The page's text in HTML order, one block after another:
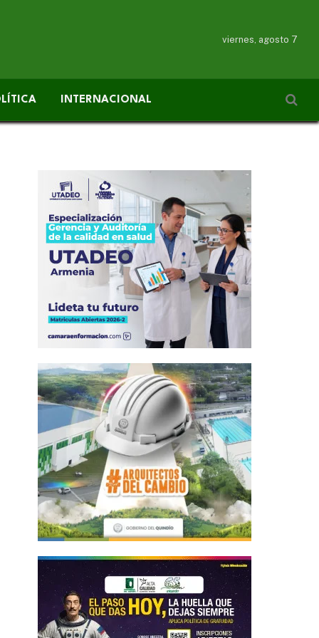
viernes, agosto 7
INTERNACIONAL